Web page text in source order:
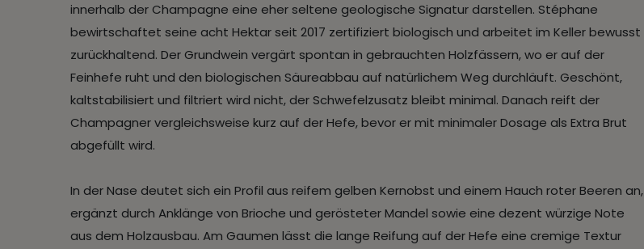
innerhalb der Champagne eine eher seltene geologische Signatur darstellen. Stéphane
bewirtschaftet seine acht Hektar seit 2017 zertifiziert biologisch und arbeitet im Keller bewusst
zurückhaltend. Der Grundwein vergärt spontan in gebrauchten Holzfässern, wo er auf der
Feinhefe ruht und den biologischen Säureabbau auf natürlichem Weg durchläuft. Geschönt,
kaltstabilisiert und filtriert wird nicht, der Schwefelzusatz bleibt minimal. Danach reift der
Champagner vergleichsweise kurz auf der Hefe, bevor er mit minimaler Dosage als Extra Brut
abgefüllt wird.
In der Nase deutet sich ein Profil aus reifem gelben Kernobst und einem Hauch roter Beeren an,
ergänzt durch Anklänge von Brioche und gerösteter Mandel sowie eine dezent würzige Note
aus dem Holzausbau. Am Gaumen lässt die lange Reifung auf der Hefe eine cremige Textur